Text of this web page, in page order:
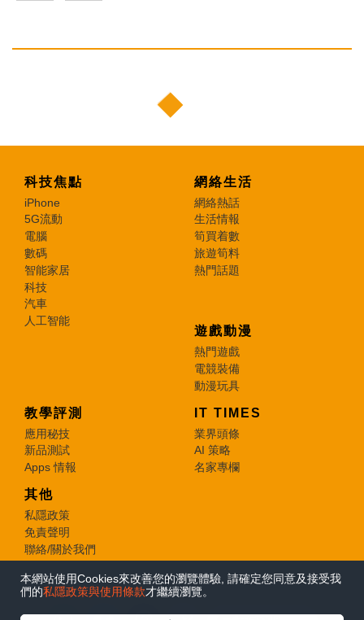
本網站使用Cookies來改善您的瀏覽體驗, 請確定您同意及接受我
們的私隱政策與使用條款才繼續瀏覽。
科技焦點
iPhone
5G流動
電腦
數碼
智能家居
科技
汽車
人工智能
網絡生活
網絡熱話
生活情報
筍買着數
旅遊筍料
熱門話題
遊戲動漫
熱門遊戲
電競裝備
動漫玩具
教學評測
應用秘技
新品測試
Apps 情報
IT TIMES
業界頭條
AI 策略
名家專欄
其他
私隱政策
免責聲明
聯絡/關於我們
© 2026 e-zone. All Rights Reserved.